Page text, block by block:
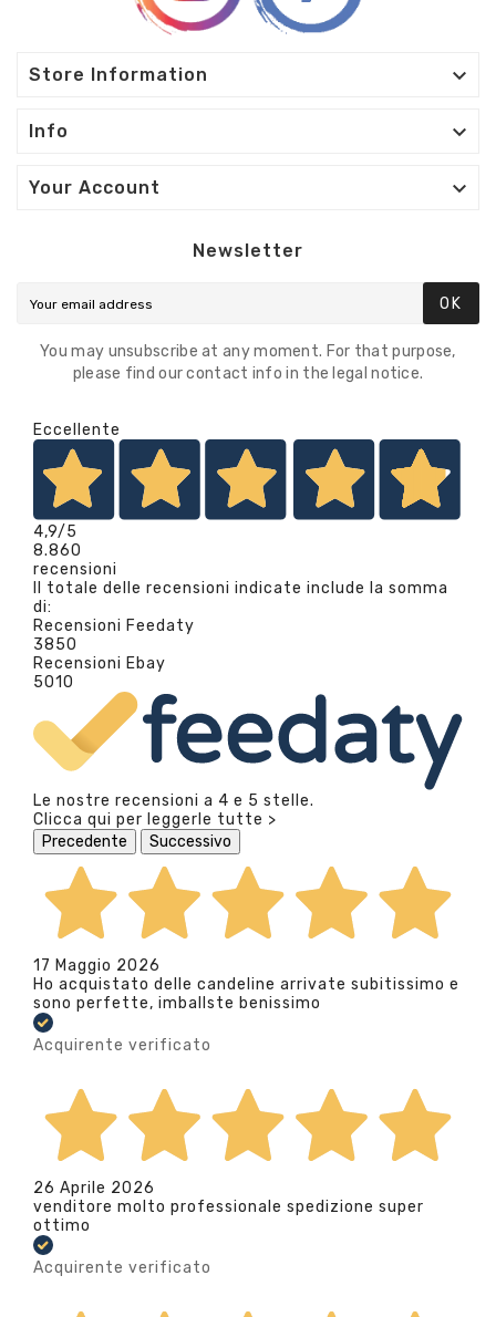
Store Information 
Info 
Your Account 
Newsletter
OK
You may unsubscribe at any moment. For that purpose,
please find our contact info in the legal notice.
Eccellente
4,9/5
8.860
recensioni
Il totale delle recensioni indicate include la somma
di:
Recensioni Feedaty
3850
Recensioni Ebay
5010
Le nostre recensioni a 4 e 5 stelle.
Clicca qui per leggerle tutte >
Precedente
Successivo
17 Maggio 2026
Ho acquistato delle candeline arrivate subitissimo e
sono perfette, imballste benissimo
Acquirente verificato
26 Aprile 2026
venditore molto professionale spedizione super
ottimo
Acquirente verificato